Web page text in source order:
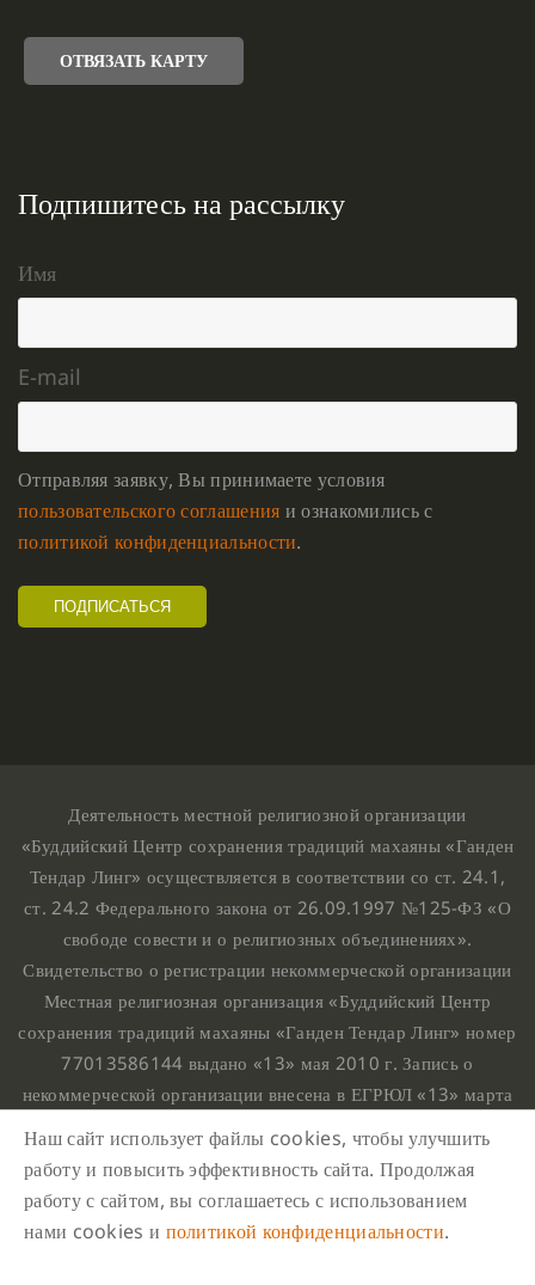
ОТВЯЗАТЬ КАРТУ
Подпишитесь на рассылку
Имя
E-mail
Отправляя заявку, Вы принимаете условия
пользовательского соглашения и ознакомились с
политикой конфиденциальности.
Деятельность местной религиозной организации
«Буддийский Центр сохранения традиций махаяны «Ганден
Тендар Линг» осуществляется в соответствии со ст. 24.1,
ст. 24.2 Федерального закона от 26.09.1997 №125-ФЗ «О
свободе совести и о религиозных объединениях».
Свидетельство о регистрации некоммерческой организации
Местная религиозная организация «Буддийский Центр
сохранения традиций махаяны «Ганден Тендар Линг» номер
77013586144 выдано «13» мая 2010 г. Запись о
некоммерческой организации внесена в ЕГРЮЛ «13» марта
номером 1107799015708.
Ганден Тендар Линг © 2020 Все права защищены
Наш адрес : г. Москва, Нахимовский проспект, 32. Этаж
10, каб.1023,
Наш сайт использует файлы cookies, чтобы улучшить
работу и повысить эффективность сайта. Продолжая
работу с сайтом, вы соглашаетесь с использованием
нами cookies и политикой конфиденциальности.